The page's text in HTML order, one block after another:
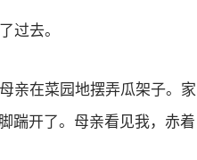
过去。
亲在菜园地摆弄瓜架子。家
踹开了。母亲看见我，赤着